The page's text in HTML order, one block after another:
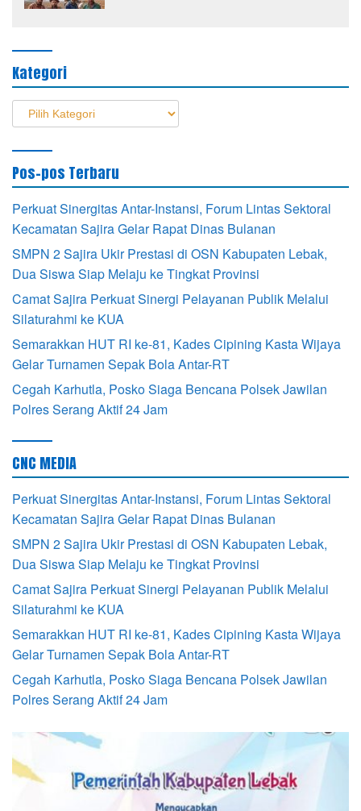
Kategori
Kategori
Pos-pos Terbaru
Perkuat Sinergitas Antar-Instansi, Forum Lintas Sektoral
Kecamatan Sajira Gelar Rapat Dinas Bulanan
SMPN 2 Sajira Ukir Prestasi di OSN Kabupaten Lebak,
Dua Siswa Siap Melaju ke Tingkat Provinsi
Camat Sajira Perkuat Sinergi Pelayanan Publik Melalui
Silaturahmi ke KUA
Semarakkan HUT RI ke-81, Kades Cipining Kasta Wijaya
Gelar Turnamen Sepak Bola Antar-RT
Cegah Karhutla, Posko Siaga Bencana Polsek Jawilan
Polres Serang Aktif 24 Jam
CNC MEDIA
Perkuat Sinergitas Antar-Instansi, Forum Lintas Sektoral
Kecamatan Sajira Gelar Rapat Dinas Bulanan
SMPN 2 Sajira Ukir Prestasi di OSN Kabupaten Lebak,
Dua Siswa Siap Melaju ke Tingkat Provinsi
Camat Sajira Perkuat Sinergi Pelayanan Publik Melalui
Silaturahmi ke KUA
Semarakkan HUT RI ke-81, Kades Cipining Kasta Wijaya
Gelar Turnamen Sepak Bola Antar-RT
Cegah Karhutla, Posko Siaga Bencana Polsek Jawilan
Polres Serang Aktif 24 Jam